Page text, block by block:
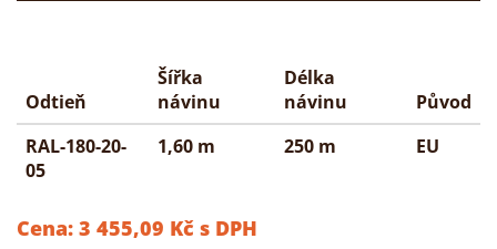
Odtieň
Šířka
návinu
Délka
návinu
Původ
RAL-180-20-
05
1,60 m 250 m EU
Cena: 3 455,09 Kč s DPH